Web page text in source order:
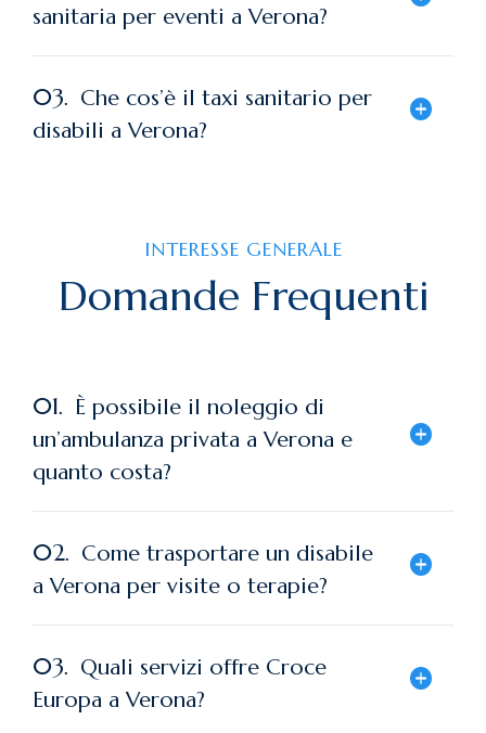
sanitaria per eventi a Verona?
03. Che cos’è il taxi sanitario per
disabili a Verona?
INTERESSE GENERALE
Domande Frequenti
01. È possibile il noleggio di
un’ambulanza privata a Verona e
quanto costa?
02. Come trasportare un disabile
a Verona per visite o terapie?
03. Quali servizi offre Croce
Europa a Verona?